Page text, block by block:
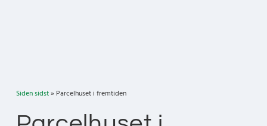
Siden sidst» Parcelhuset i fremtiden